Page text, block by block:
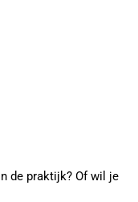
de praktijk? Of wil je